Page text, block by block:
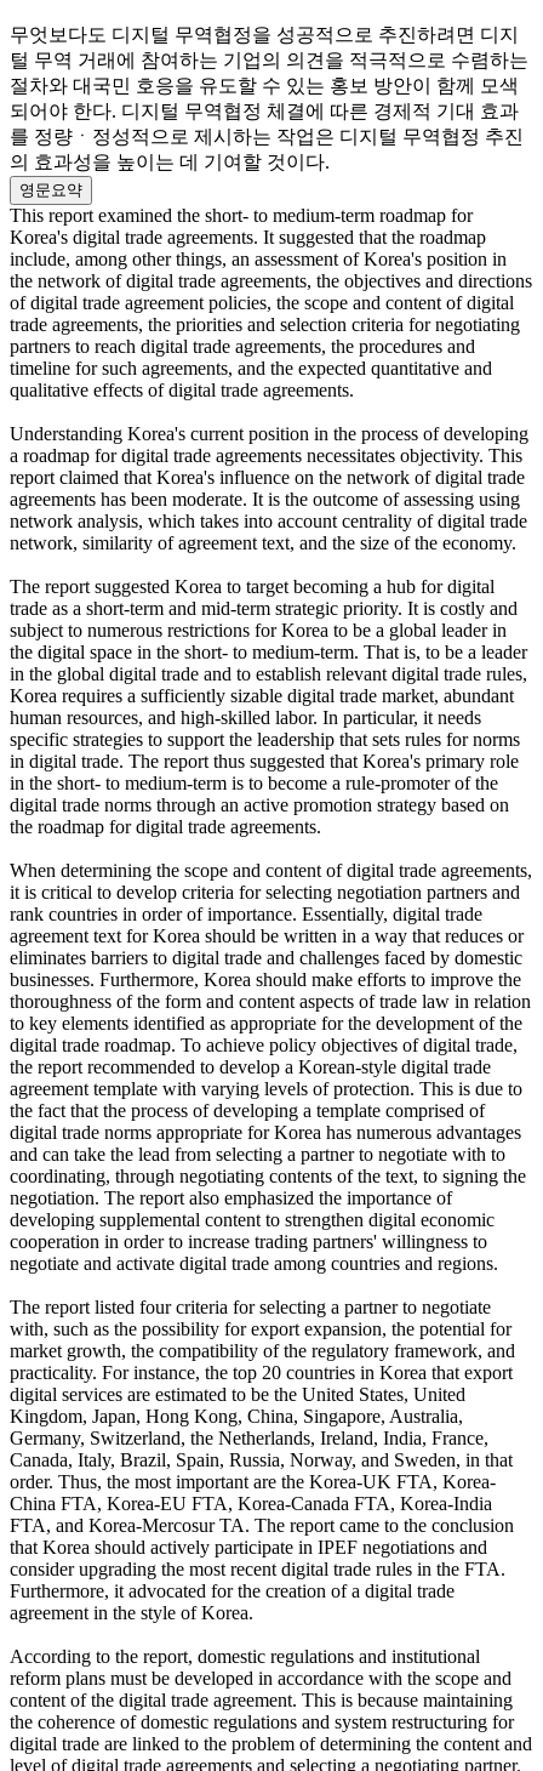
무엇보다도 디지털 무역협정을 성공적으로 추진하려면 디지
털 무역 거래에 참여하는 기업의 의견을 적극적으로 수렴하는
절차와 대국민 호응을 유도할 수 있는 홍보 방안이 함께 모색
되어야 한다. 디지털 무역협정 체결에 따른 경제적 기대 효과
를 정량ㆍ정성적으로 제시하는 작업은 디지털 무역협정 추진
의 효과성을 높이는 데 기여할 것이다.
영문요약
This report examined the short- to medium-term roadmap for
Korea's digital trade agreements. It suggested that the roadmap
include, among other things, an assessment of Korea's position in
the network of digital trade agreements, the objectives and directions
of digital trade agreement policies, the scope and content of digital
trade agreements, the priorities and selection criteria for negotiating
partners to reach digital trade agreements, the procedures and
timeline for such agreements, and the expected quantitative and
qualitative effects of digital trade agreements.
Understanding Korea's current position in the process of developing
a roadmap for digital trade agreements necessitates objectivity. This
report claimed that Korea's influence on the network of digital trade
agreements has been moderate. It is the outcome of assessing using
network analysis, which takes into account centrality of digital trade
network, similarity of agreement text, and the size of the economy.
The report suggested Korea to target becoming a hub for digital
trade as a short-term and mid-term strategic priority. It is costly and
subject to numerous restrictions for Korea to be a global leader in
the digital space in the short- to medium-term. That is, to be a leader
in the global digital trade and to establish relevant digital trade rules,
Korea requires a sufficiently sizable digital trade market, abundant
human resources, and high-skilled labor. In particular, it needs
specific strategies to support the leadership that sets rules for norms
in digital trade. The report thus suggested that Korea's primary role
in the short- to medium-term is to become a rule-promoter of the
digital trade norms through an active promotion strategy based on
the roadmap for digital trade agreements.
When determining the scope and content of digital trade agreements,
it is critical to develop criteria for selecting negotiation partners and
rank countries in order of importance. Essentially, digital trade
agreement text for Korea should be written in a way that reduces or
eliminates barriers to digital trade and challenges faced by domestic
businesses. Furthermore, Korea should make efforts to improve the
thoroughness of the form and content aspects of trade law in relation
to key elements identified as appropriate for the development of the
digital trade roadmap. To achieve policy objectives of digital trade,
the report recommended to develop a Korean-style digital trade
agreement template with varying levels of protection. This is due to
the fact that the process of developing a template comprised of
digital trade norms appropriate for Korea has numerous advantages
and can take the lead from selecting a partner to negotiate with to
coordinating, through negotiating contents of the text, to signing the
negotiation. The report also emphasized the importance of
developing supplemental content to strengthen digital economic
cooperation in order to increase trading partners' willingness to
negotiate and activate digital trade among countries and regions.
The report listed four criteria for selecting a partner to negotiate
with, such as the possibility for export expansion, the potential for
market growth, the compatibility of the regulatory framework, and
practicality. For instance, the top 20 countries in Korea that export
digital services are estimated to be the United States, United
Kingdom, Japan, Hong Kong, China, Singapore, Australia,
Germany, Switzerland, the Netherlands, Ireland, India, France,
Canada, Italy, Brazil, Spain, Russia, Norway, and Sweden, in that
order. Thus, the most important are the Korea-UK FTA, Korea-
China FTA, Korea-EU FTA, Korea-Canada FTA, Korea-India
FTA, and Korea-Mercosur TA. The report came to the conclusion
that Korea should actively participate in IPEF negotiations and
consider upgrading the most recent digital trade rules in the FTA.
Furthermore, it advocated for the creation of a digital trade
agreement in the style of Korea.
According to the report, domestic regulations and institutional
reform plans must be developed in accordance with the scope and
content of the digital trade agreement. This is because maintaining
the coherence of domestic regulations and system restructuring for
digital trade are linked to the problem of determining the content and
level of digital trade agreements and selecting a negotiating partner.